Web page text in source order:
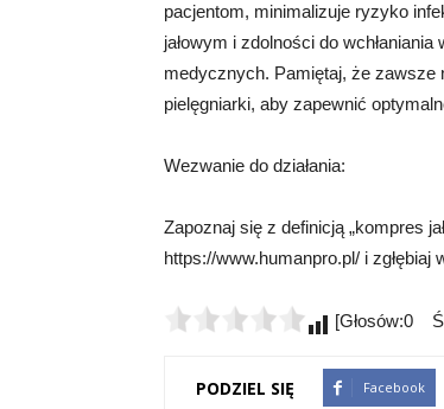
pacjentom, minimalizuje ryzyko
jałowym i zdolności do
medycznych. Pamiętaj, że zawsze
pielęgniarki, aby zapewnić
Wezwanie do działania:
Zapoznaj się z definicją „kompres
https://www.humanpro.pl/ i zgłębiaj
[Głosów:0
PODZIEL SIĘ Facebook